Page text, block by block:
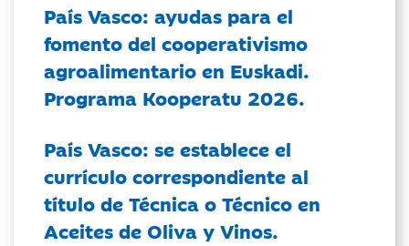
País Vasco: ayudas para el
fomento del cooperativismo
agroalimentario en Euskadi.
Programa Kooperatu 2026.
País Vasco: se establece el
currículo correspondiente al
título de Técnica o Técnico en
Aceites de Oliva y Vinos.